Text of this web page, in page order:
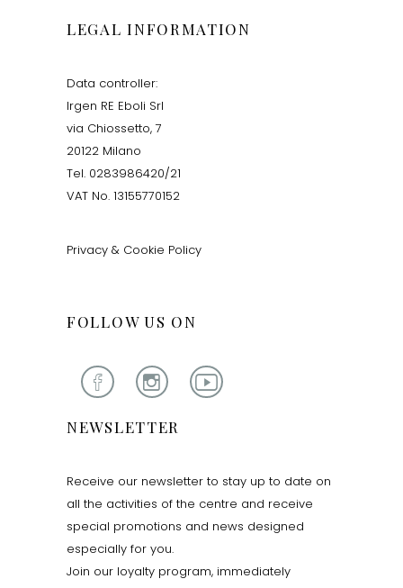
LEGAL INFORMATION
Data controller:
Irgen RE Eboli Srl
via Chiossetto, 7
20122 Milano
Tel. 0283986420/21
VAT No. 13155770152
Privacy & Cookie Policy
FOLLOW US ON
NEWSLETTER
Receive our newsletter to stay up to date on
all the activities of the centre and receive
special promotions and news designed
especially for you.
Join our loyalty program, immediately